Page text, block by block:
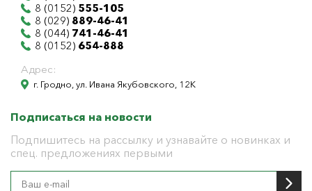
8 (0152) 555-105
8 (029) 889-46-41
8 (044) 741-46-41
8 (0152) 654-888
Адрес:
г. Гродно, ул. Ивана Якубовского, 12К
Подписаться на новости
Подпишитесь на рассылку и узнавайте о новинках и
спец. предложениях первыми